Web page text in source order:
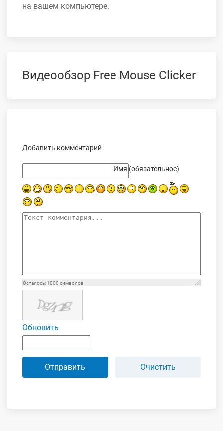
на вашем компьютере.
Видеообзор Free Mouse Clicker
Добавить комментарий
Имя (обязательное)
Осталось: 1000 символов
Обновить
Отправить Очистить